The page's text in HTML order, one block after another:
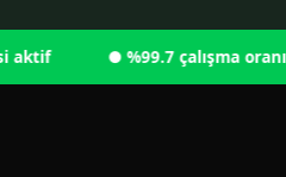
● %99.7 çalışma oranı